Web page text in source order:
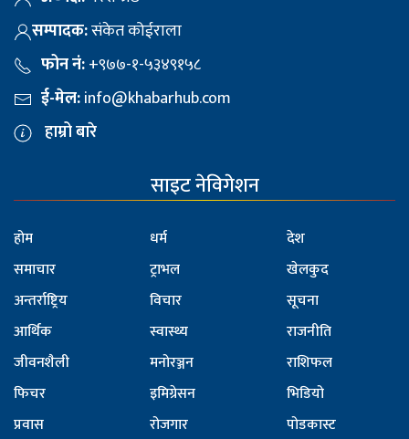
सम्पादक:संकेत कोईराला
फोन नं:+९७७-१-५३४९१५८
ई-मेल:info@khabarhub.com
हाम्रो बारे
साइट नेविगेशन
होम
समाचार
अन्तर्राष्ट्रिय
आर्थिक
जीवनशैली
फिचर
प्रवास
धर्म
ट्राभल
विचार
स्वास्थ्य
मनोरञ्जन
इमिग्रेसन
रोजगार
देश
खेलकुद
सूचना
राजनीति
राशिफल
भिडियो
पोडकास्ट